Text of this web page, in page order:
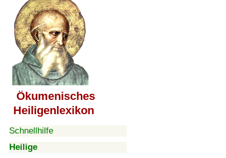
Ökumenisches
Heiligenlexikon
Schnellhilfe
Heilige